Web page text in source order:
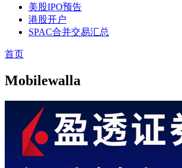
美股IPO预告
港股开户
SPAC合并交易汇总
首页
Mobilewalla